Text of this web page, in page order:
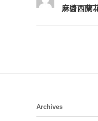
麻醬西蘭
Archives